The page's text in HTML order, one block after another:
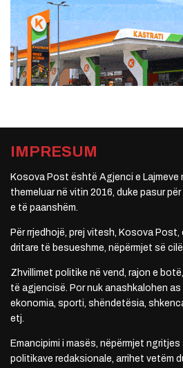
IMPRESUM
Kosova Post është Agjenci e Lajmeve
themeluar në vitin 2016, duke pasur
e të paanshëm.
Për rrjedhojë, prej vitesh, Kosova
dritare të besueshme, nëpërmjet së
Zhvillimet politike në vend, rajon e
të agjencisë. Por nuk anashkalohen
ekonomia, sporti, shëndetësia,
etj.
Emancipimi i masës, nëpërmjet
politikave redaksionale, arrihet vetëm